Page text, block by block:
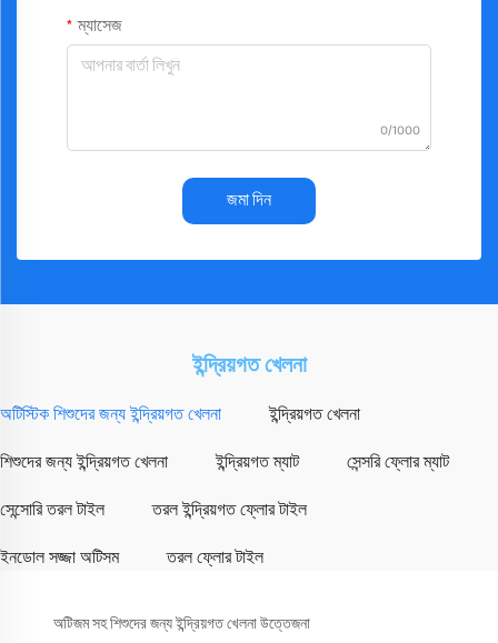
ম্যাসেজ
0/1000
জমা দিন
ইন্দ্রিয়গত খেলনা
অটিস্টিক শিশুদের জন্য ইন্দ্রিয়গত খেলনা ইন্দ্রিয়গত খেলনা
শিশুদের জন্য ইন্দ্রিয়গত খেলনা ইন্দ্রিয়গত ম্যাট সেন্সরি ফ্লোর ম্যাট
সেন্সোরি তরল টাইল তরল ইন্দ্রিয়গত ফ্লোর টাইল
ইনডোল সজ্জা অটিসম তরল ফ্লোর টাইল
অটিজম সহ শিশুদের জন্য ইন্দ্রিয়গত খেলনা উত্তেজনা